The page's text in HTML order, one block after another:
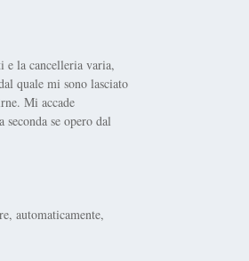
e la cancelleria varia,
quale mi sono lasciato
Mi accade
se opero dal
automaticamente,